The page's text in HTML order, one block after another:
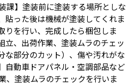
課】塗装前に塗装する場所としな
貼った後は機械が塗装してくれま
りを行い、完成したら梱包しま
立、出荷作業、塗装ムラのチェッ
な部分のカット）、傷や汚れがな
自動車ドアパネル・空調部品など
、塗装ムラのチェックを行いま